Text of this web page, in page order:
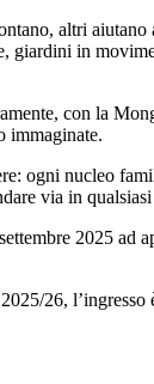
altri
in
con la
immaginate.
ogni nucleo
via in
2025
26,